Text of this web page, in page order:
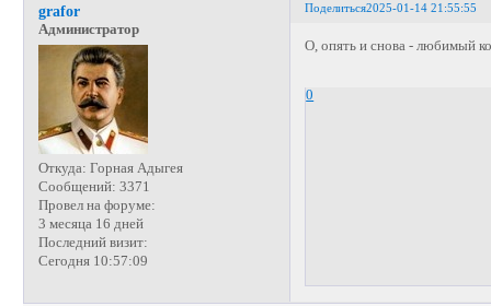
Поделиться2025-01-14 21:55:55
grafor
Администратор
Откуда: Горная Адыгея
Сообщений: 3371
Провел на форуме:
3 месяца 16 дней
Последний визит:
Сегодня 10:57:09
О, опять и снова - любимый
0